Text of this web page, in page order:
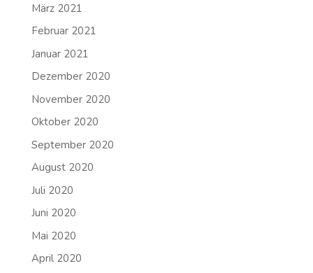
März 2021
Februar 2021
Januar 2021
Dezember 2020
November 2020
Oktober 2020
September 2020
August 2020
Juli 2020
Juni 2020
Mai 2020
April 2020